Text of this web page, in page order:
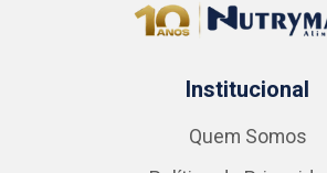
Institucional
Quem Somos